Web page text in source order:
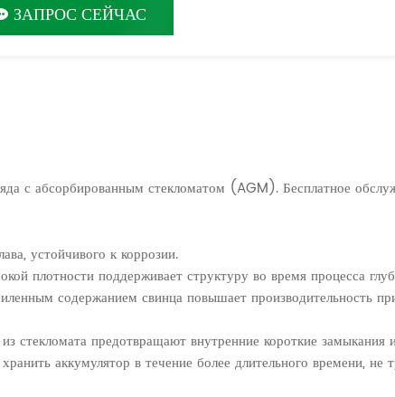
ЗАПРОС СЕЙЧАС
с абсорбированным стекломатом (AGM). Бесплатное
устойчивого к коррозии.
плотности поддерживает структуру во время процесса
содержанием свинца повышает производительность
стекломата предотвращают внутренние короткие замыкания
аккумулятор в течение более длительного времени, не